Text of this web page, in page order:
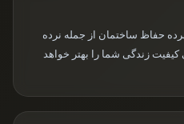
حفاظ ساختمان از جمله نرده
کیفیت زندگی شما را بهتر خواهد